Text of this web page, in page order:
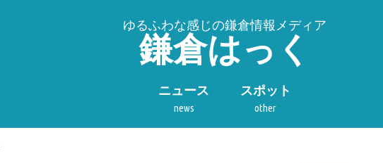
ゆるふわな感じの鎌倉情報メディア
鎌倉はっく
ニュース
news
スポット
other